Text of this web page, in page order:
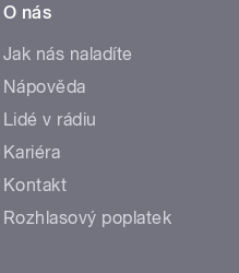
O nás
Jak nás naladíte
Nápověda
Lidé v rádiu
Kariéra
Kontakt
Rozhlasový poplatek